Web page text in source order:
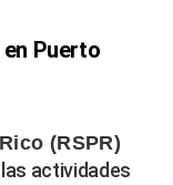
Puerto
(RSPR)
actividades